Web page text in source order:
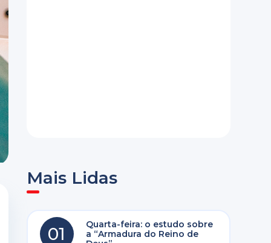
Mais Lidas
01
Quarta-feira: o estudo sobre
a “Armadura do Reino de